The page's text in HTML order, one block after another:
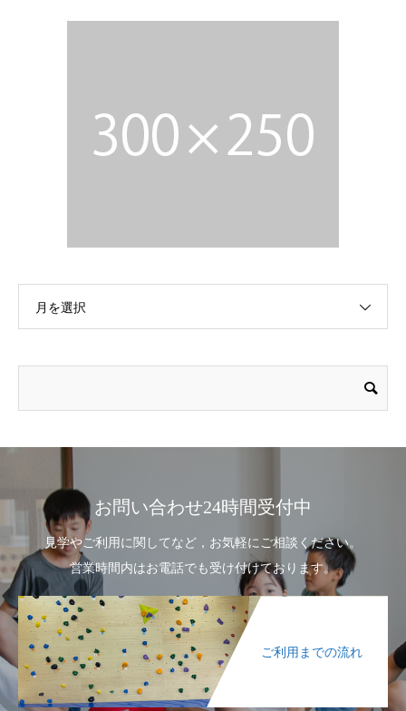
月を選択
お問い合わせ24時間受付中
見学やご利用に関してなど，お気軽にご相談ください。
営業時間内はお電話でも受け付けております。
ご利用までの流れ